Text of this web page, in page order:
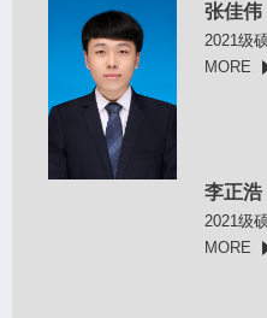
张佳伟
2021级
MORE
李正浩
2021级
MORE